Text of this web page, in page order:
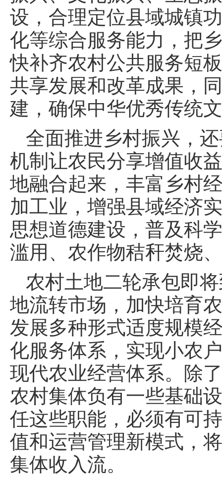
设，合理定位县域城镇
化等综合服务能力，把
快补齐农村公共服务短
共享发展和改革成果，
建，确保中华优秀传统
全面推进乡村振兴，
机制让农民分享增值收
地融合起来，丰富乡村
加工业，增强县域经济
思想道德建设，普及科
滥用、农作物秸秆焚烧
农村土地二轮承包即
地流转市场，加快培育
发展多种形式适度规模
化服务体系，实现小农
现代农业经营体系。除
农村集体负有一些基础
任这些职能，必须有可
值和运营管理新模式，
集体收入流。